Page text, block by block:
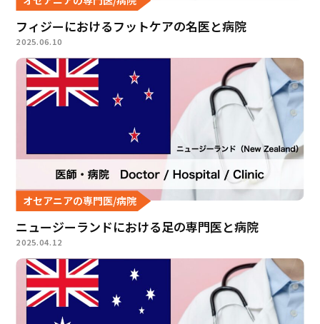
フィジーにおけるフットケアの名医と病院
2025.06.10
オセアニアの専門医/病院
ニュージーランドにおける足の専門医と病院
2025.04.12